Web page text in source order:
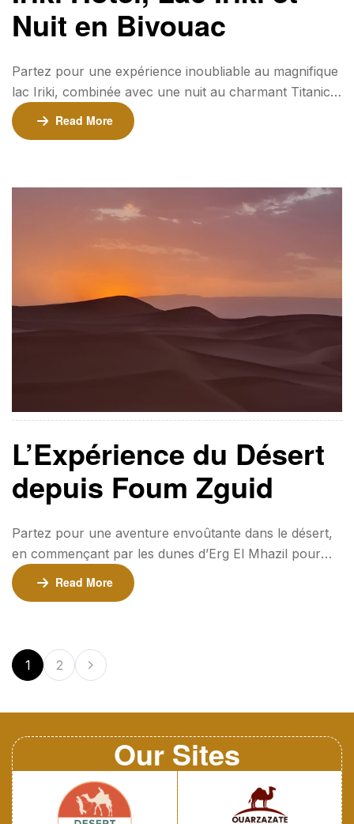
Nuit en Bivouac
Partez pour une expérience inoubliable au magnifique
lac Iriki, combinée avec une nuit au charmant Titanic
Iriki Hotel. Cette aventure mêle l’immensité du désert
au confort d’un hébergement traditionnel en pisé,
Read More
L’Expérience du Désert
depuis Foum Zguid
Partez pour une aventure envoûtante dans le désert,
en commençant par les dunes d’Erg El Mhazil pour
une nuit de camping immersive, puis détendez-vous et
partagez des moments uniques au Titanic Iriki Hotel
participants)💰 200€ par personne (pour les groupes
de 4 […]
Read More
1 2
Our Sites